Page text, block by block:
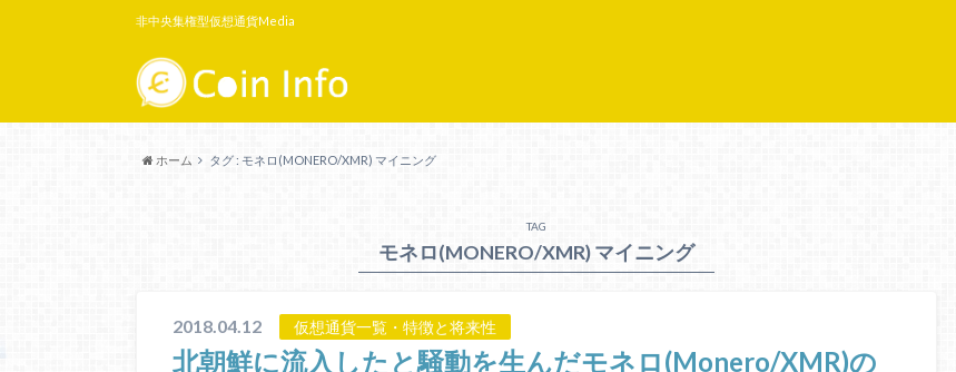
非中央集権型仮想通貨Media
ホーム タグ : モネロ(MONERO/XMR) マイニング
TAG
モネロ(MONERO/XMR) マイニング
2018.04.12 仮想通貨一覧・特徴と将来性
北朝鮮に流入したと騒動を生んだモネロ(Monero/XMR)の